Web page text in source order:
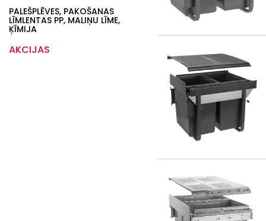
PALEŠPLĒVES, PAKOŠANAS
LĪMLENTAS PP, MALIŅU LĪME,
ĶĪMIJA
AKCIJAS